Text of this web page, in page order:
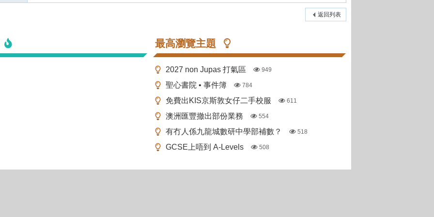
返回列表
最高瀏覽主題
2027 non Jupas 打氣區 949
聖心書院 • 事件簿 784
免費出KIS京斯敦女仔二手校服 611
澳洲匯豐撤出部份業務 554
有冇人係九龍城數研中學部補數？ 518
GCSE上唔到 A-Levels 508